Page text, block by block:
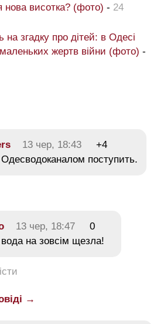
нова висотка? (фото) - 24
згадку про дітей: в Одесі
жертв війни (фото) -
13 чер, 18:43
+4
поступить.
13 чер, 18:47
0
на зовсім щезла!
→